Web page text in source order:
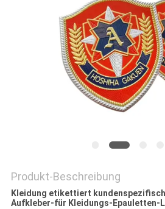
Produkt-Beschreibung
Kleidung etikettiert
Aufkleber-für Kleidungs-Epauletten-